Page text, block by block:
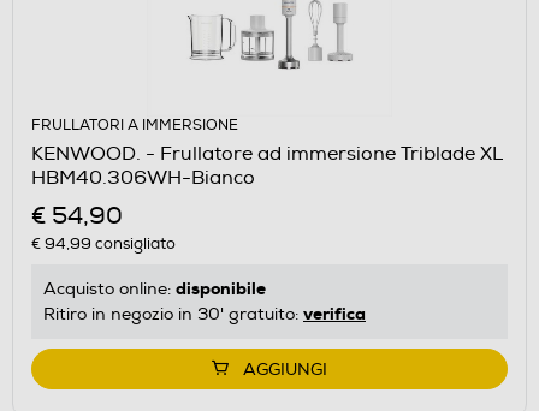
FRULLATORI A IMMERSIONE
KENWOOD. - Frullatore ad immersione Triblade XL
HBM40.306WH-Bianco
€ 54,90
€ 94,99 consigliato
Acquisto online: disponibile
Ritiro in negozio in 30' gratuito: verifica
AGGIUNGI